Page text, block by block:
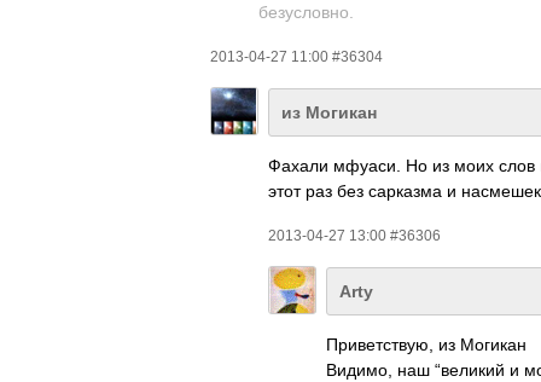
безусловно.
2013-04-27 11:00 #36304
из Могикан
Фахали мфуаси. Но из моих слов
этот раз без сарказма и
2013-04-27 13:00 #36306
Arty
Приветствую, из Могикан
Видимо, наш “великий и